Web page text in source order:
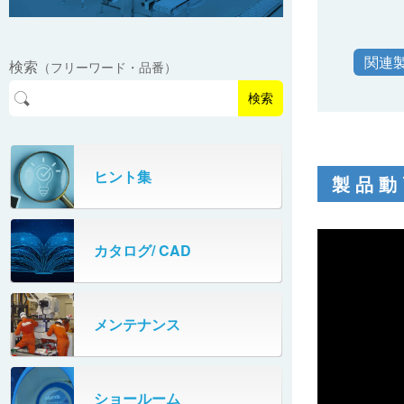
トラバーサー（ドラム缶）
ロータリーテーブル
ターンコンベヤ
ターンストッパ
ターンローラ
ポップアップ式分岐コンベヤ
マルチレーンダイバータ
多列コロ式高速分岐装置
サイドベルト合流装置
小物用スライド式分岐装置
ターンローラ（合流補助装置）
反転排出装置（リサイクルセンター）
グラビティ反転装置（プラコン）
フリーカーブコンベヤ
ベルコンミニ通路装置
スキマプレート通路補助装置
振動コンベヤ（袋用）
リジェクトコンベヤ（ダンパタイプ）
リジェクトコンベヤ（伸縮タイプ）
多段式伸縮コンベヤ
多段式伸縮コンベヤ（フリーローラ）
検索 （フリーワード・品番）
検索
ヒント集
カタログ/ CAD
メンテナンス
ショールーム
関連
製品